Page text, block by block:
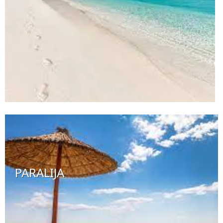
PARALIJA